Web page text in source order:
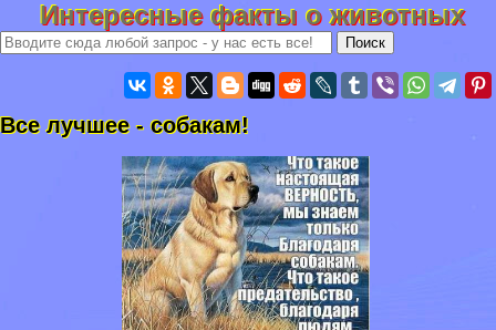
Интересные факты о животных
Все лучшее - собакам!